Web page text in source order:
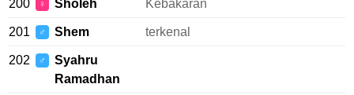
200 ♀ Sholeh Kebakaran
201 ♂ Shem terkenal
202 ♂
Syahru
Ramadhan